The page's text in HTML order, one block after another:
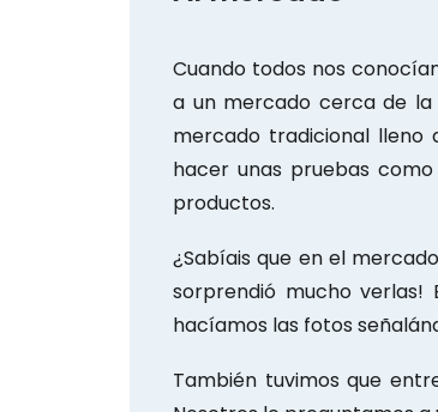
Cuando todos nos
a un mercado cerca de la
mercado tradicional lleno
hacer unas pruebas
productos.
¿Sabíais que en el
sorprendió mucho
hacíamos las fotos
También tuvimos que